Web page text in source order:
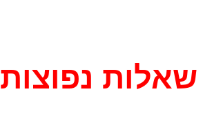
שאלות נפוצות